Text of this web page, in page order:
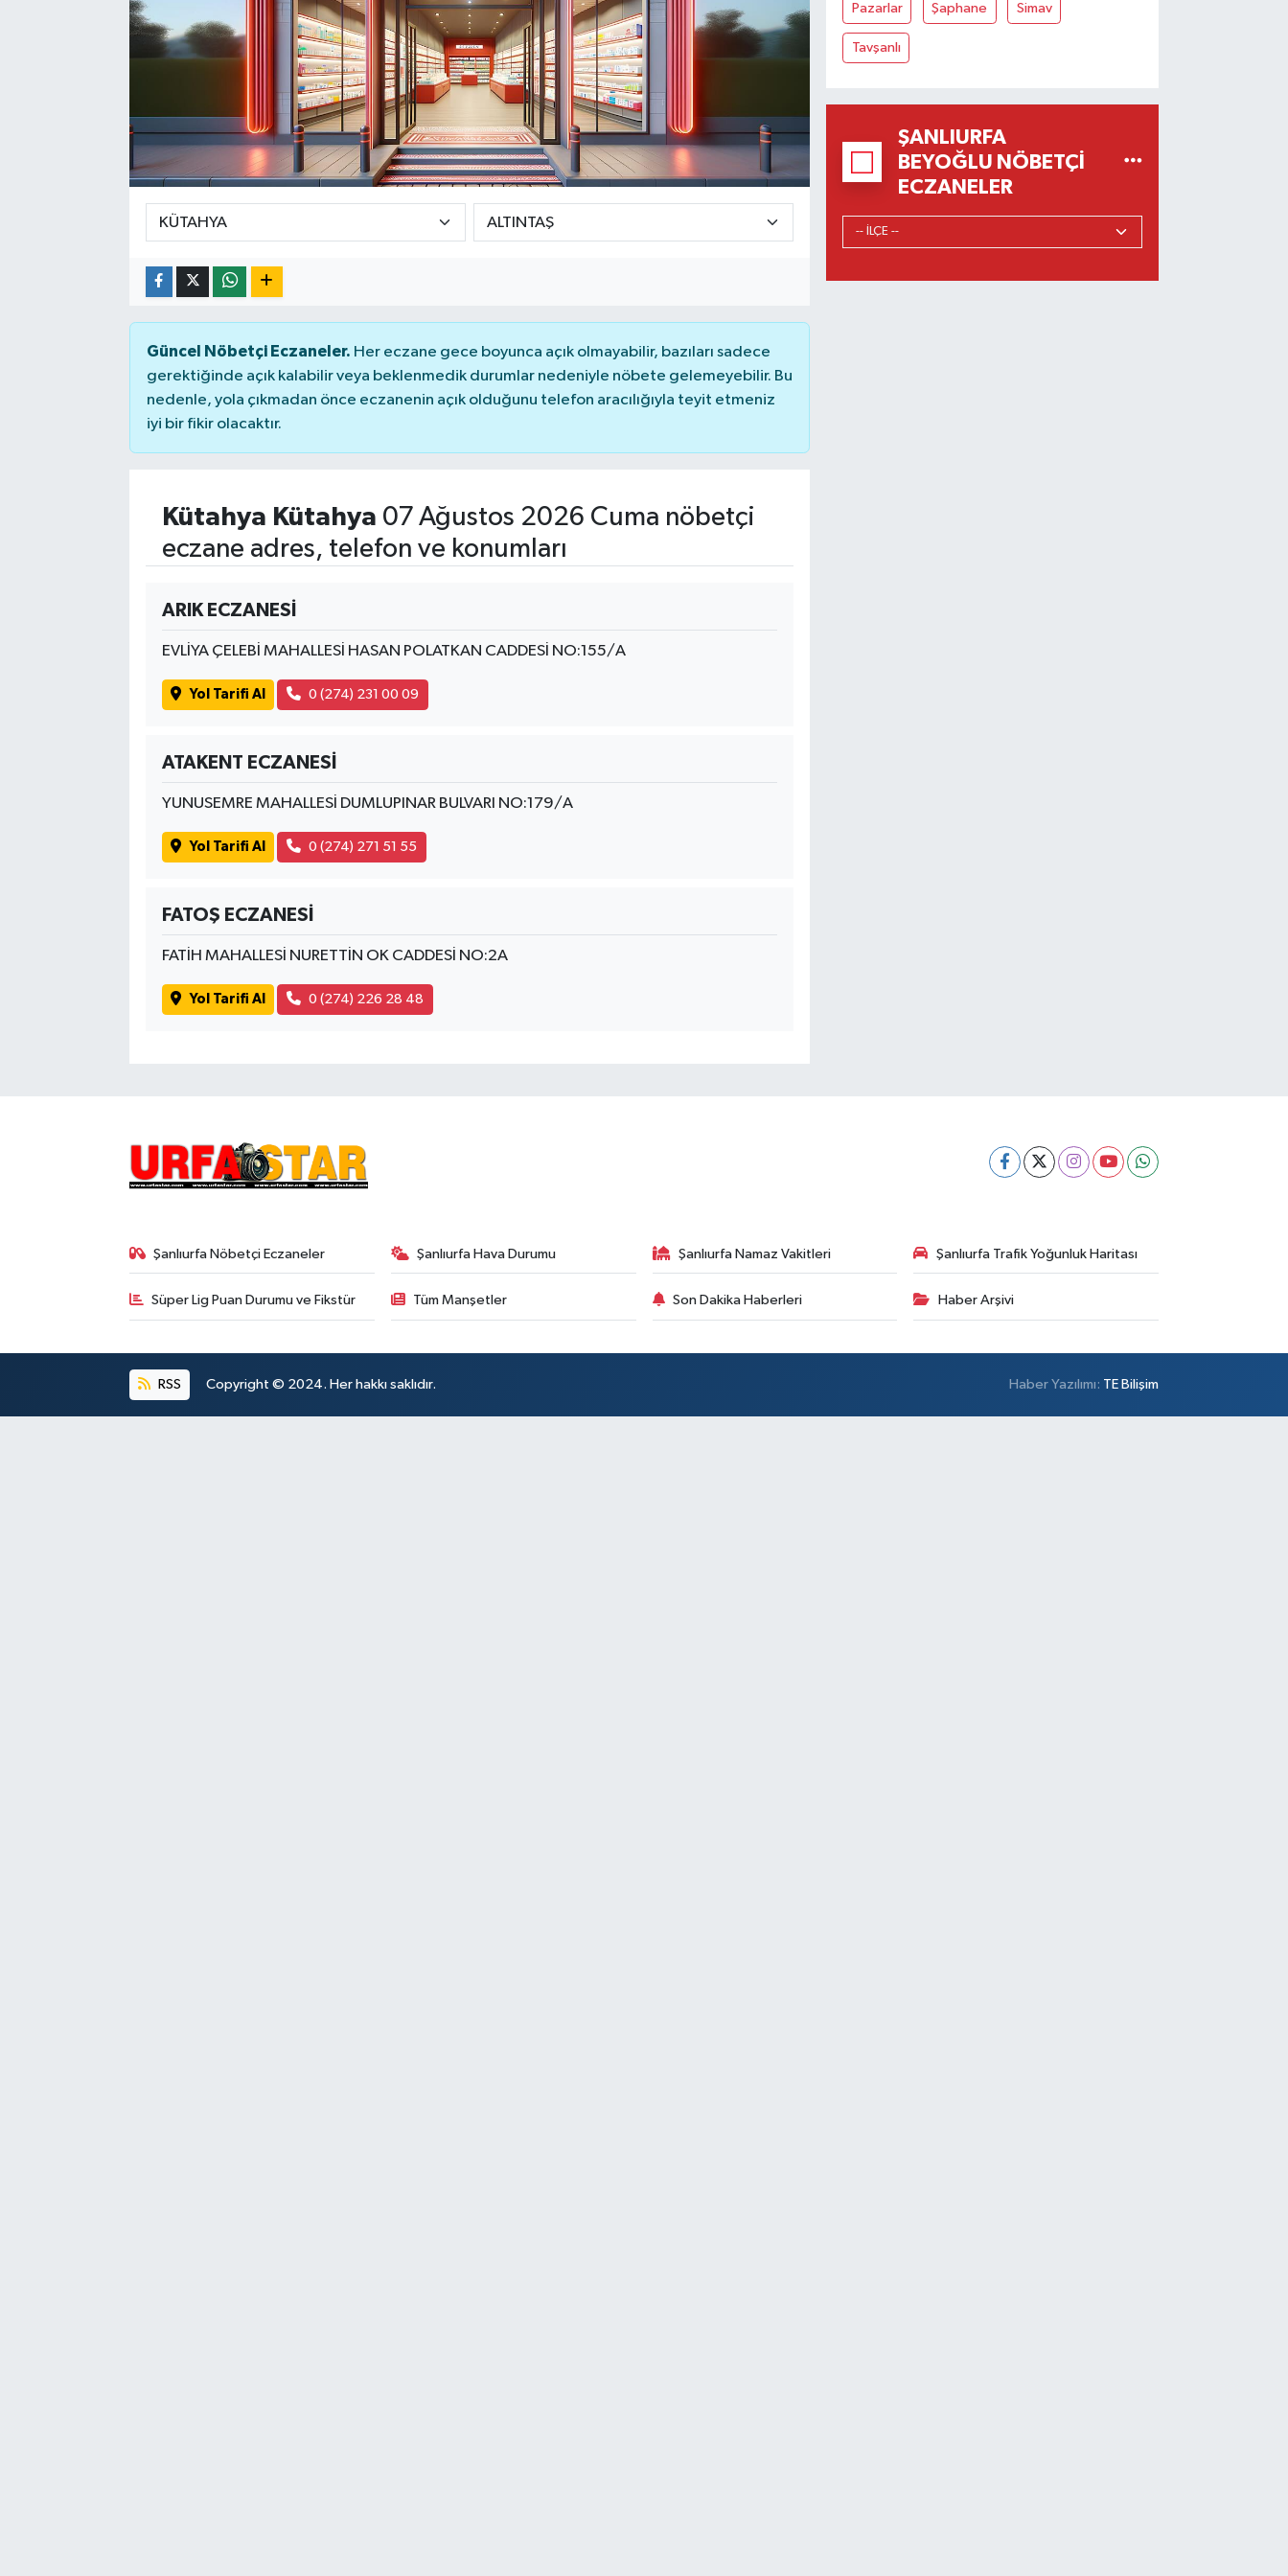
Güncel Nöbetçi Eczaneler. Her eczane gece boyunca açık olmayabilir, bazıları sadece
gerektiğinde açık kalabilir veya beklenmedik durumlar nedeniyle nöbete gelemeyebilir. Bu
nedenle, yola çıkmadan önce eczanenin açık olduğunu telefon aracılığıyla teyit etmeniz
iyi bir fikir olacaktır.
Kütahya Kütahya 07 Ağustos 2026 Cuma nöbetçi
eczane adres, telefon ve konumları
ARIK ECZANESİ
EVLİYA ÇELEBİ MAHALLESİ HASAN POLATKAN CADDESİ NO:155/A
Yol Tarifi Al 0 (274) 231 00 09
ATAKENT ECZANESİ
YUNUSEMRE MAHALLESİ DUMLUPINAR BULVARI NO:179/A
Yol Tarifi Al 0 (274) 271 51 55
FATOŞ ECZANESİ
FATİH MAHALLESİ NURETTİN OK CADDESİ NO:2A
Yol Tarifi Al 0 (274) 226 28 48
Pazarlar Şaphane Simav
Tavşanlı
ŞANLIURFA
BEYOĞLU NÖBETÇI
ECZANELER
Şanlıurfa Nöbetçi Eczaneler Şanlıurfa Hava Durumu Şanlıurfa Namaz Vakitleri Şanlıurfa Trafik Yoğunluk Haritası
Süper Lig Puan Durumu ve Fikstür Tüm Manşetler Son Dakika Haberleri Haber Arşivi
RSS Copyright © 2024. Her hakkı saklıdır. Haber Yazılımı: TE Bilişim